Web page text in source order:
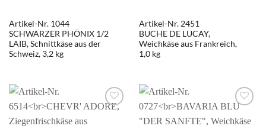
Artikel-Nr. 1044
SCHWARZER PHÖNIX 1/2
LAIB, Schnittkäse aus der
Schweiz, 3,2 kg
Artikel-Nr. 2451
BUCHE DE LUCAY,
Weichkäse aus Frankreich,
1,0 kg